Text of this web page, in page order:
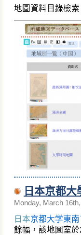
地圖資料目錄檢
日本京都
Monday, March
日本京都大学東
餘幅，該地圖室